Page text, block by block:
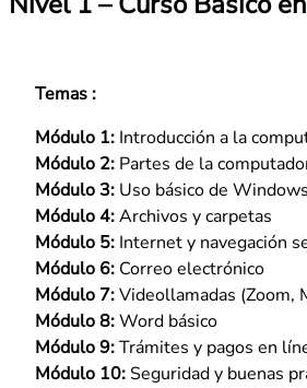
Temas :
Módulo 1: Introducción a la
Módulo 2: Partes de la
Módulo 3: Uso básico de Windows
Módulo 4:Archivos y carpetas
Módulo 5: Internet y navegación
Módulo 6: Correo electrónico
Módulo 7:Videollamadas (Zoom,
Módulo 8:Word básico
Módulo 9:Trámites y pagos en
Módulo 10: Seguridad y buenas